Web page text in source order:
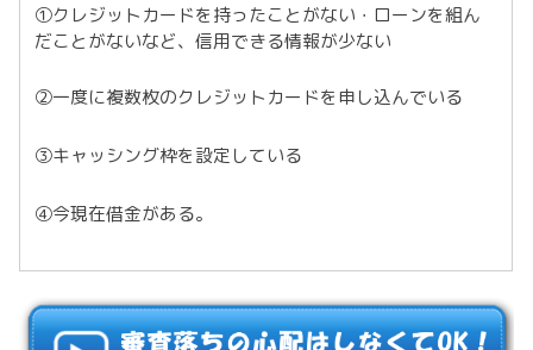
①クレジットカードを持ったことがない・ローンを組ん
だことがないなど、信用できる情報が少ない
②一度に複数枚のクレジットカードを申し込んでいる
③キャッシング枠を設定している
④今現在借金がある。